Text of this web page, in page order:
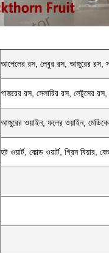
আপেলের রস, লেবুর রস, আঙ্গুরের রস,
গাজরের রস, সেলারির রস, লেটুসের
আঙ্গুরের ওয়াইন, ফলের ওয়াইন,
হট ওয়ার্ট, কোল্ড ওয়ার্ট, গ্রিন বিয়ার,